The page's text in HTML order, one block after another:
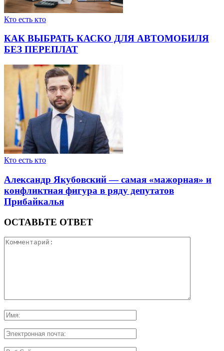
Кто есть кто
КАК ВЫБРАТЬ КАСКО ДЛЯ АВТОМОБИЛЯ
БЕЗ ПЕРЕПЛАТ
Кто есть кто
Александр Якубовский — самая «мажорная» и
конфликтная фигура в ряду депутатов
Прибайкалья
ОСТАВЬТЕ ОТВЕТ